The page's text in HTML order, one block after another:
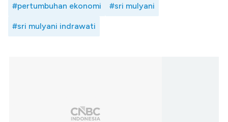
#pertumbuhan ekonomi #sri mulyani
#sri mulyani indrawati